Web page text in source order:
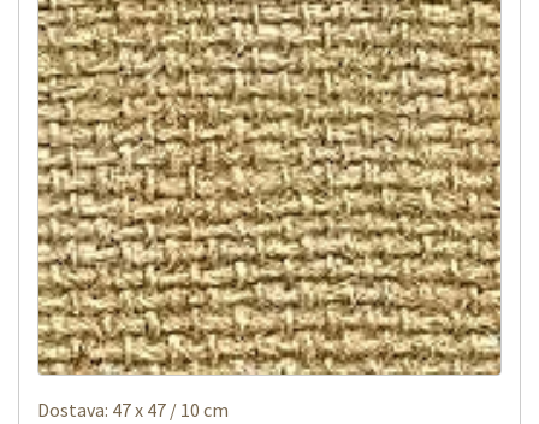
Dostava: 47 x 47 / 10 cm